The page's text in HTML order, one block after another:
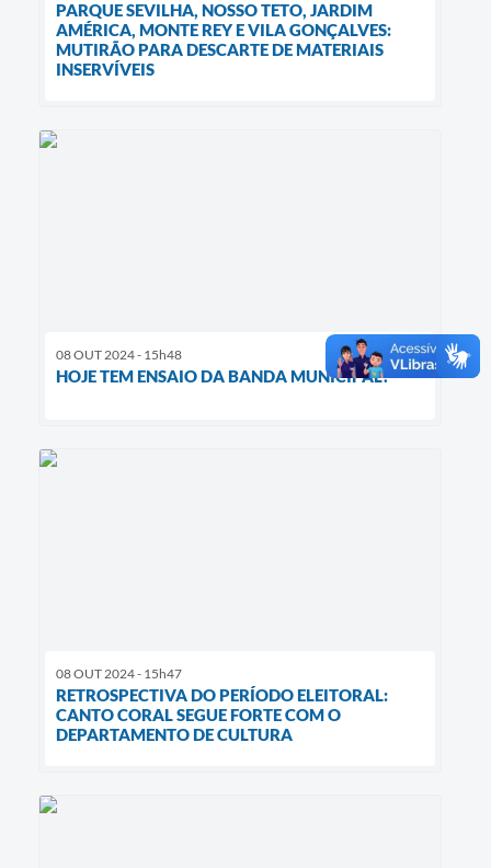
PARQUE SEVILHA, NOSSO TETO, JARDIM
AMÉRICA, MONTE REY E VILA GONÇALVES:
MUTIRÃO PARA DESCARTE DE MATERIAIS
INSERVÍVEIS
08 OUT 2024 - 15h48
HOJE TEM ENSAIO DA BANDA MUNICIPAL!
08 OUT 2024 - 15h47
RETROSPECTIVA DO PERÍODO ELEITORAL:
CANTO CORAL SEGUE FORTE COM O
DEPARTAMENTO DE CULTURA